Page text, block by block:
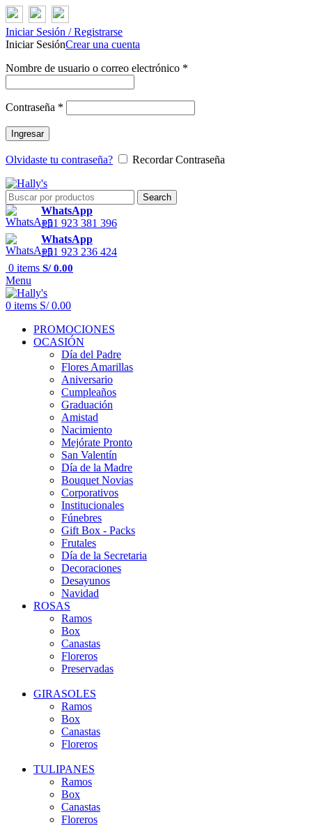
Iniciar Sesión / Registrarse
Iniciar SesiónCrear una cuenta
Nombre de usuario o correo electrónico *
Contraseña *
Ingresar
Olvidaste tu contraseña? Recordar Contraseña
Search
WhatsApp
+51 923 381 396
WhatsApp
+51 923 236 424
0 items S/0.00
Menu
0 items S/0.00
PROMOCIONES
OCASIÓN
Día del Padre
Flores Amarillas
Aniversario
Cumpleaños
Graduación
Amistad
Nacimiento
Mejórate Pronto
San Valentín
Día de la Madre
Bouquet Novias
Corporativos
Institucionales
Fúnebres
Gift Box - Packs
Frutales
Día de la Secretaria
Decoraciones
Desayunos
Navidad
ROSAS
Ramos
Box
Canastas
Floreros
Preservadas
GIRASOLES
Ramos
Box
Canastas
Floreros
TULIPANES
Ramos
Box
Canastas
Floreros